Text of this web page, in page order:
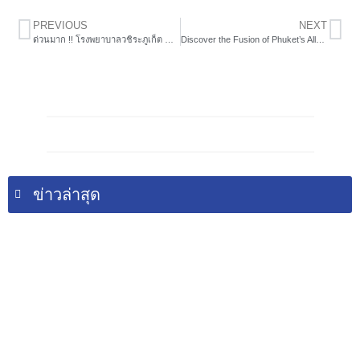
PREVIOUS NEXT
Discover the Fusion of Phuket’s Allure and Artistry at 𝗟𝗲𝘀 𝗔𝗿𝘁𝗶𝘀𝘁𝗲𝘀 𝗯𝘆 𝗟𝗲 𝗠𝗲𝗿𝗶𝗱𝗶𝗲𝗻 𝗣𝗵𝘂𝗸𝗲𝘁.
ข่าวล่าสุด